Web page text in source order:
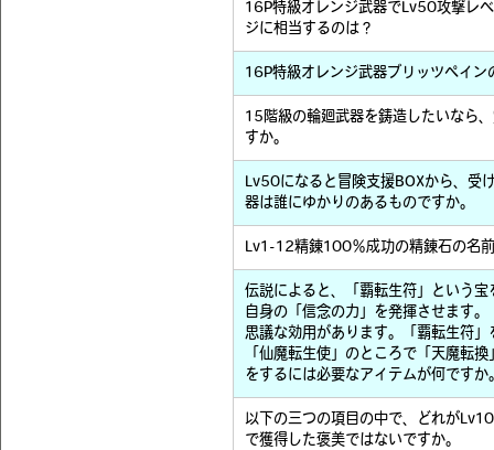
16P特級オレンジ武器でLv50攻撃レ
ジに相当するのは？
16P特級オレンジ武器ブリッツペイン
15階級の輪廻武器を鋳造したいなら
すか。
Lv50になると冒険支援BOXから、受
器は誰にゆかりのあるものですか。
Lv1-12精錬100％成功の精錬石の名
伝説によると、「覇転生符」という宝
自身の「信念の力」を発揮させます。
思議な効用があります。「覇転生符」
「仙魔転生使」のところで「天魔転
をするには必要なアイテムが何ですか
以下の三つの項目の中で、どれが
で獲得した褒美ではないですか。